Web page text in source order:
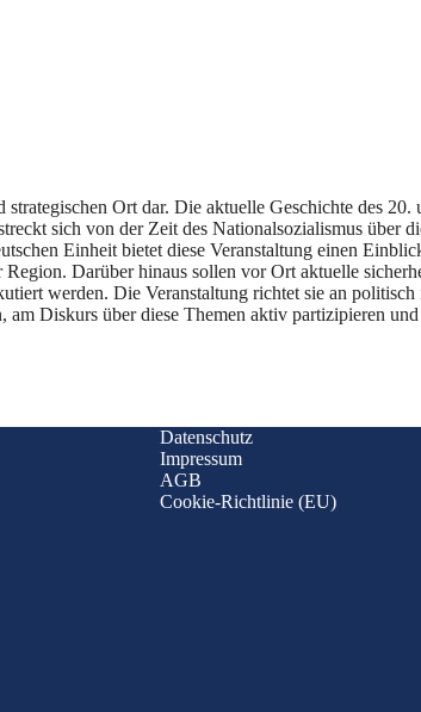
Ort dar. Die aktuelle Geschichte des
sich von der Zeit des Nationalsozialismus über
Einheit bietet diese Veranstaltung einen
Darüber hinaus sollen vor Ort aktuelle
werden. Die Veranstaltung richtet sie an
Diskurs über diese Themen aktiv partizipieren
Datenschutz
Impressum
AGB
Cookie-Richtlinie (EU)